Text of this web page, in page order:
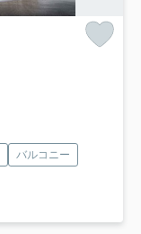
バルコニー